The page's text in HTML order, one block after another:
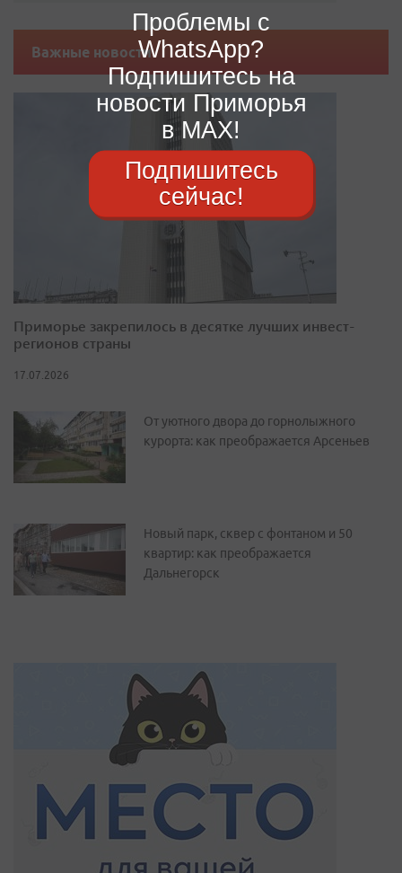
Важные новости
Приморье закрепилось в десятке лучших инвест-
регионов страны
17.07.2026
От уютного двора до горнолыжного
курорта: как преображается Арсеньев
Новый парк, сквер с фонтаном и 50
квартир: как преображается
Дальнегорск
Проблемы с
WhatsApp?
Подпишитесь на
новости Приморья
в MAX!
Подпишитесь
сейчас!